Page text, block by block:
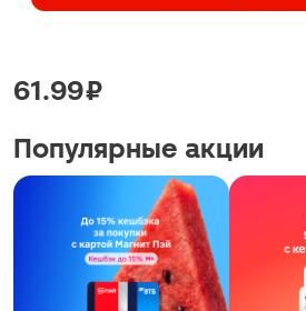
61.99 ₽
Популярные акции